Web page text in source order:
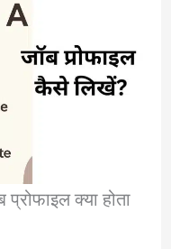
क्या होता